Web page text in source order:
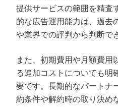
提供サービスの範囲を精査
的な広告運用能力は、過去
や業界での評判から判断で
また、初期費用や月額費用
る追加コストについても明
要です。長期的なパートナ
約条件や解約時の取り決め